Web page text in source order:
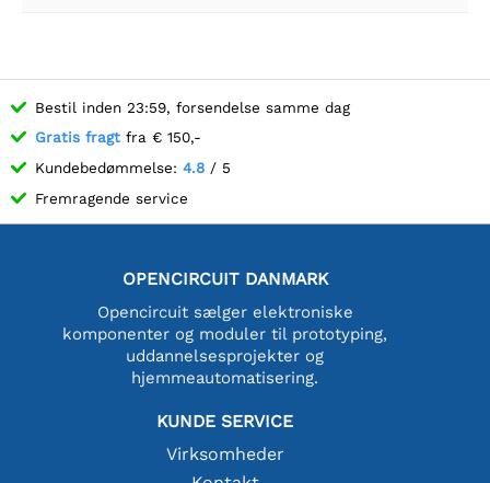
Bestil inden 23:59, forsendelse samme dag
Gratis fragt fra € 150,-
Kundebedømmelse: 4.8 / 5
Fremragende service
OPENCIRCUIT DANMARK
Opencircuit sælger elektroniske
komponenter og moduler til prototyping,
uddannelsesprojekter og
hjemmeautomatisering.
KUNDE SERVICE
Virksomheder